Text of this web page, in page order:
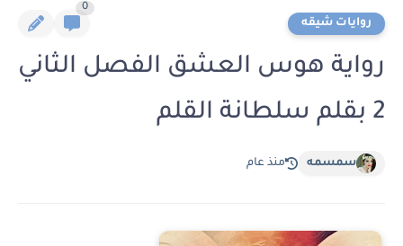
روايات شيقه
0
رواية هوس العشق الفصل الثاني
2 بقلم سلطانة القلم
سمسمه منذ عام